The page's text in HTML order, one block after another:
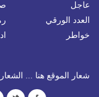
عاجل
العدد الورقي
خواطر
شعار الموقع هنا ... الشعار